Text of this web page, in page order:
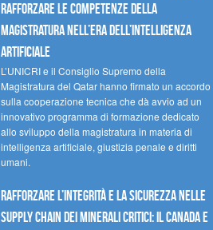
rafforzare le competenze della
magistratura nell’era dell’intelligenza
artificiale
L’UNICRI e il Consiglio Supremo della
Magistratura del Qatar hanno firmato un accordo
sulla cooperazione tecnica che dà avvio ad un
innovativo programma di formazione dedicato
allo sviluppo della magistratura in materia di
intelligenza artificiale, giustizia penale e diritti
umani.
Rafforzare l’integrità e la sicurezza nelle
supply chain dei minerali critici: il Canada e